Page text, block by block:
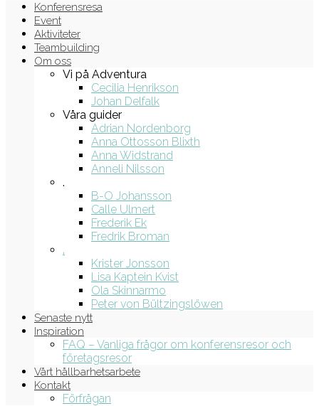
Konferensresa
Event
Aktiviteter
Teambuilding
Om oss
Vi på Adventura
Cecilia Henrikson
Johan Delfalk
Våra guider
Adrian Nordenborg
Anna Ottosson Blixth
Anna Widstrand
Anneli Nilsson
.
B-O Johansson
Calle Ulmert
Frederik Ek
Fredrik Broman
.
Krister Jonsson
Lisa Kaptein Kvist
Ola Skinnarmo
Peter von Bültzingslöwen
Senaste nytt
Inspiration
FAQ – Vanliga frågor om konferensresor och
företagsresor
Vårt hållbarhetsarbete
Kontakt
Förfrågan